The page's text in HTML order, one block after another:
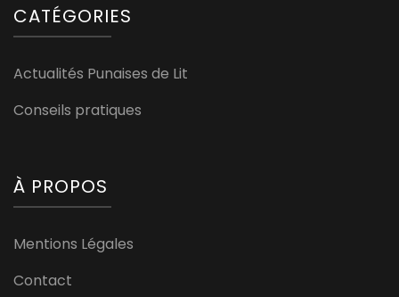
CATÉGORIES
Actualités Punaises de Lit
Conseils pratiques
À PROPOS
Mentions Légales
Contact